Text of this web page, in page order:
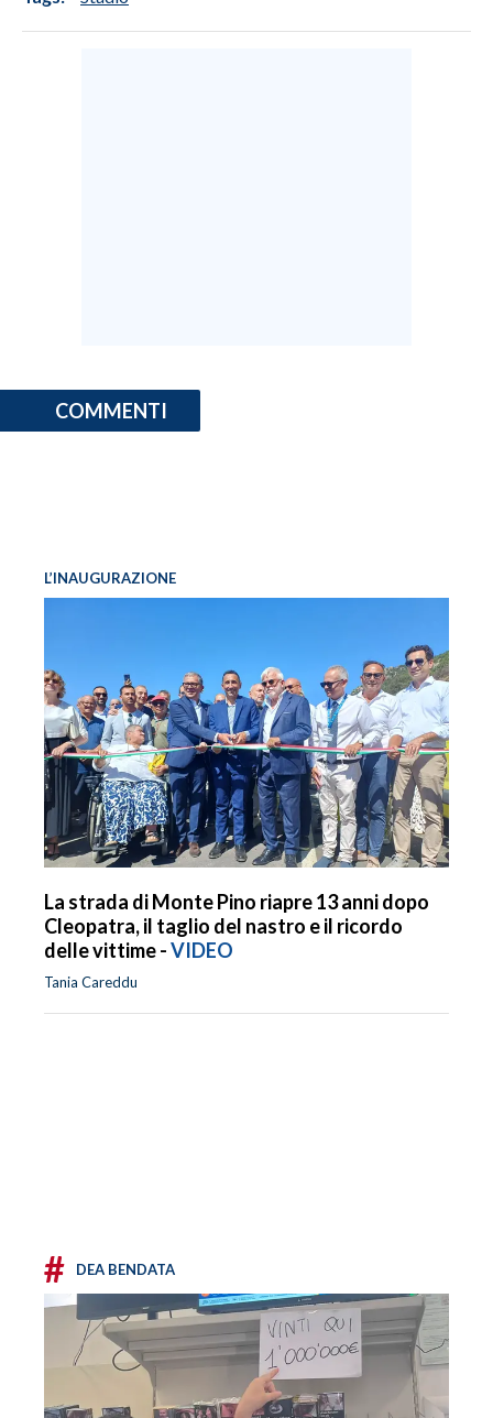
COMMENTI
L’INAUGURAZIONE
La strada di Monte Pino riapre 13 anni dopo
Cleopatra, il taglio del nastro e il ricordo
delle vittime -VIDEO
Tania Careddu
# DEA BENDATA